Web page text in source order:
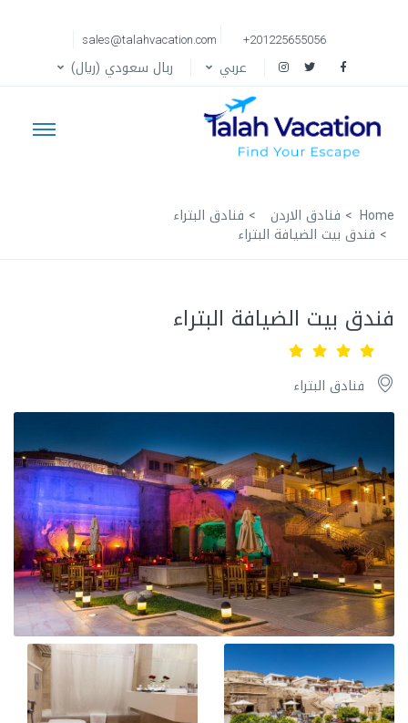
+201225655056
sales@talahvacation.com
عربي ربال سعودي (ريال)
Home فنادق الاردن فنادق البتراء
فندق بيت الضيافة البتراء
فندق بيت الضيافة البتراء
فنادق البتراء